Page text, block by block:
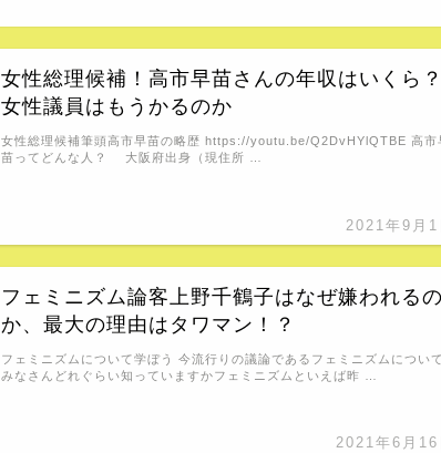
女性総理候補！高市早苗さんの年収はいくら？
女性議員はもうかるのか
2021年9月1
女性総理候補筆頭高市早苗の略歴 https://youtu.be/Q2DvHYlQTBE 高市
苗ってどんな人？ 大阪府出身（現住所 …
フェミニズム論客上野千鶴子はなぜ嫌われるの
か、最大の理由はタワマン！？
2021年6月16
フェミニズムについて学ぼう 今流行りの議論であるフェミニズムについて
みなさんどれぐらい知っていますかフェミニズムといえば昨 …